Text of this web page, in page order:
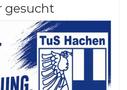
gesucht